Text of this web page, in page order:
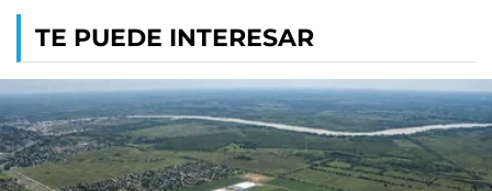
TE PUEDE INTERESAR